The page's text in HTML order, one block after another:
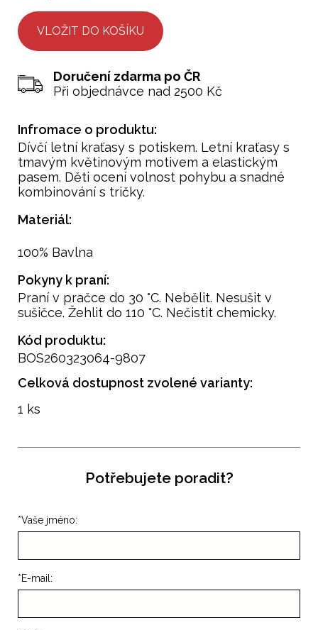
Doručení zdarma po ČR
Při objednávce nad 2500 Kč
Infromace o produktu:
Dívčí letní kraťasy s potiskem. Letní kraťasy s
tmavým květinovým motivem a elastickým
pasem. Děti ocení volnost pohybu a snadné
kombinování s tričky.
Materiál:
100% Bavlna
Pokyny k praní:
Praní v pračce do 30 °C. Nebělit. Nesušit v
sušičce. Žehlit do 110 °C. Nečistit chemicky.
Kód produktu:
BOS260323064-9807
Celková dostupnost zvolené varianty:
1 ks
Potřebujete poradit?
Vaše jméno:
*
E-mail:
*